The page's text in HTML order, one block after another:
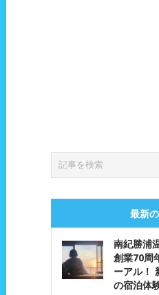
最新
南紀勝浦
創業70周
ーアル！
の宿泊体